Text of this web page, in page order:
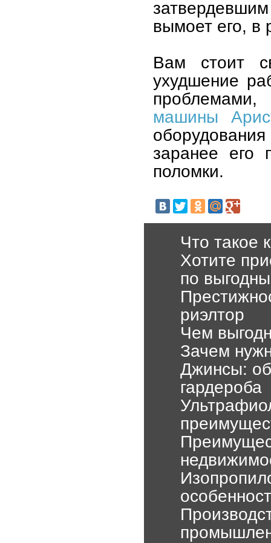
вымоет его, в
Вам стоит
ухудшение
машины
заранее его
поломки.
Что такое
Хотите
по
риэлтор
Чем
Зачем
Джинсы:
гардероба